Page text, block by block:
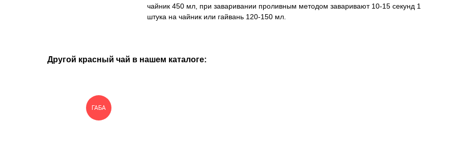
чайник 450 мл, при заваривании проливным методом заваривают 10-15 секунд 1
штука на чайник или гайвань 120-150 мл.
Другой красный чай в нашем каталоге:
ГАБА